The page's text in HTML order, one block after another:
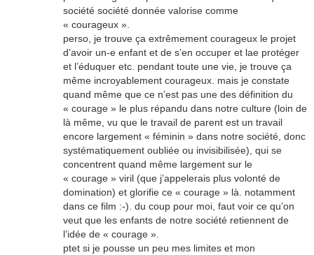
société société donnée valorise comme
« courageux ».
perso, je trouve ça extrêmement courageux le projet
d’avoir un-e enfant et de s’en occuper et lae protéger
et l’éduquer etc. pendant toute une vie, je trouve ça
même incroyablement courageux. mais je constate
quand même que ce n’est pas une des définition du
« courage » le plus répandu dans notre culture (loin de
là même, vu que le travail de parent est un travail
encore largement « féminin » dans notre société, donc
systématiquement oubliée ou invisibilisée), qui se
concentrent quand même largement sur le
« courage » viril (que j’appelerais plus volonté de
domination) et glorifie ce « courage » là. notamment
dans ce film :-). du coup pour moi, faut voir ce qu’on
veut que les enfants de notre société retiennent de
l’idée de « courage ».
ptet si je pousse un peu mes limites et mon